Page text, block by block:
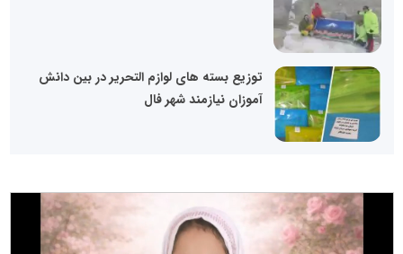
توزیع بسته های لوازم التحریر در بین دانش
آموزان نیازمند شهر فال